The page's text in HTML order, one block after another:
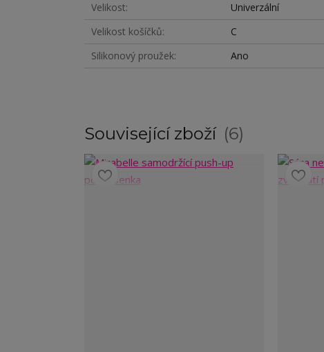
Velikost
Univerzální
Velikost košíčků
C
Silikonový proužek
Ano
Související zboží 6